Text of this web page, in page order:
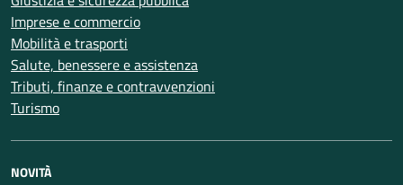
Imprese e commercio
Mobilità e trasporti
Salute, benessere e assistenza
Tributi, finanze e contravvenzioni
Turismo
NOVITÀ